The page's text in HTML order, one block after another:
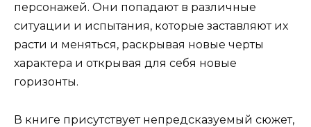
персонажей. Они попадают в различные
ситуации и испытания, которые заставляют их
расти и меняться, раскрывая новые черты
характера и открывая для себя новые
горизонты.
В книге присутствует непредсказуемый сюжет,